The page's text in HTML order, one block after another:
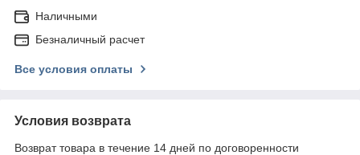
Наличными
Безналичный расчет
Все условия оплаты
Условия возврата
Возврат товара в течение 14 дней по договоренности